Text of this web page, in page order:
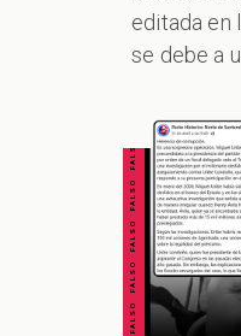
editada en
se debe a
FALSO FALSO FALSO FALSO FALSO FALSO FALSO